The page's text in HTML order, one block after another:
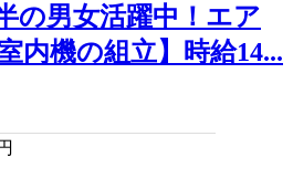
の男女活躍中！エア
内機の組立】時給14...